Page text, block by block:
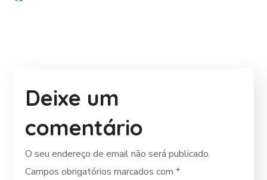
Deixe um
comentário
O seu endereço de email não será publicado.
Campos obrigatórios marcados com*